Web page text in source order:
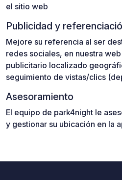
el sitio web
Publicidad y
Mejore su referencia al ser
redes sociales, en nuestra
publicitario localizado
seguimiento de vistas/clics
Asesoramiento
El equipo de park4night le
y gestionar su ubicación en la